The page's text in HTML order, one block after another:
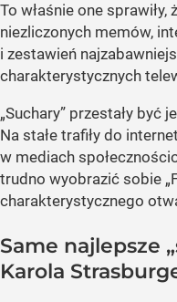
To właśnie one sprawiły,
niezliczonych memów,
i zestawień
charakterystycznych
„Suchary” przestały być
Na stałe trafiły do
w mediach
trudno wyobrazić sobie
charakterystycznego
Same najlepsze
Karola